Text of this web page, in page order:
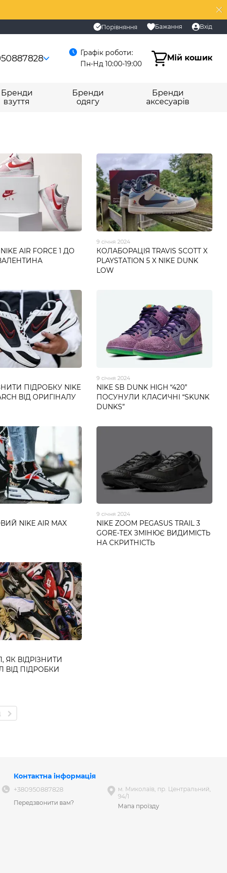
Порівняння Бажання Вхід
Графік роботи:
Пн-Нд 10:00-19:00
Мій кошик
Бренди
взуття
Бренди
одягу
Бренди
аксесуарів
AIR FORCE 1 ДО
9 січня 2024
КОЛАБОРАЦІЯ TRAVIS SCOTT X
PLAYSTATION 5 X NIKE DUNK
LOW
ПІДРОБКУ NIKE
ВІД ОРИГІНАЛУ
9 січня 2024
NIKE SB DUNK HIGH “420”
ПОСУНУЛИ КЛАСИЧНІ “SKUNK
DUNKS”
NIKE AIR MAX
9 січня 2024
NIKE ZOOM PEGASUS TRAIL 3
GORE-TEX ЗМІНЮЄ ВИДИМІСТЬ
НА СКРИТНІСТЬ
ЯК ВІДРІЗНИТИ
ВІД ПІДРОБКИ
Контактна інформація
+380950887828
Передзвонити вам?
м. Миколаїв, пр. Центральний,
94/1
Мапа проїзду